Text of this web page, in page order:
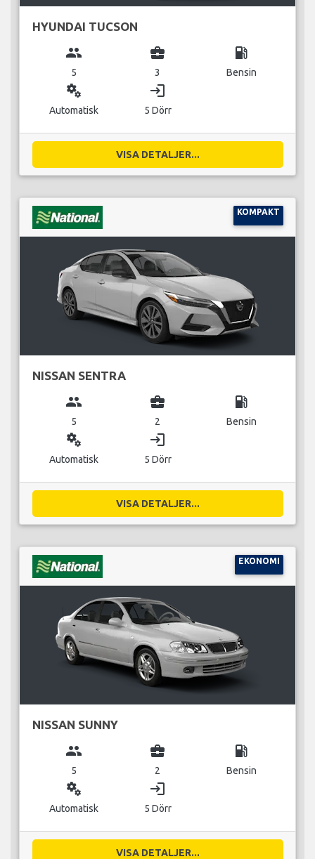
HYUNDAI TUCSON
group
5
business_center
3
local_gas_station
Bensin
miscellaneous_services
Automatisk
login
5 Dörr
VISA DETALJER...
KOMPAKT
NISSAN SENTRA
group
5
business_center
2
local_gas_station
Bensin
miscellaneous_services
Automatisk
login
5 Dörr
VISA DETALJER...
EKONOMI
NISSAN SUNNY
group
5
business_center
2
local_gas_station
Bensin
miscellaneous_services
Automatisk
login
5 Dörr
VISA DETALJER...